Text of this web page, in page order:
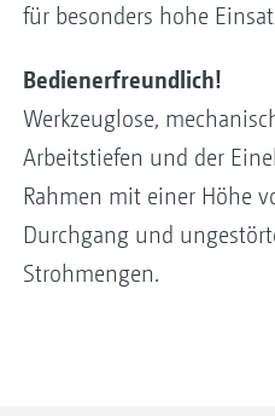
für besonders hohe
Bedienerfreundlich!
Werkzeuglose,
Arbeitstiefen und der
Rahmen mit einer Höhe
Durchgang und
Strohmengen.